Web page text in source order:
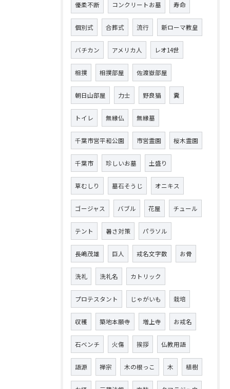
優柔不断 コンクリートお墓 寿命
個別式 合葬式 流行 新ローマ教皇
バチカン アメリカ人 レオ14世
相撲 相撲部屋 佐渡嶽部屋
朝日山部屋 力士 野良猫 糞
トイレ 無縁仏 無縁墓
千葉市営平和公園 市営霊園 桜木霊園
千葉市 珍しいお墓 土盛り
草むしり 墓石そうじ オニキス
ゴージャス バブル 花屋 チュール
テント 暑さ対策 パラソル
長嶋茂雄 巨人 戒名文字数 お骨
洗礼 洗礼名 カトリック
プロテスタント じゃがいも 栽培
収穫 築地本願寺 増上寺 お戒名
石ベンチ 火傷 挨拶 仏教用語
語源 禅宗 木の根っこ 木 植樹